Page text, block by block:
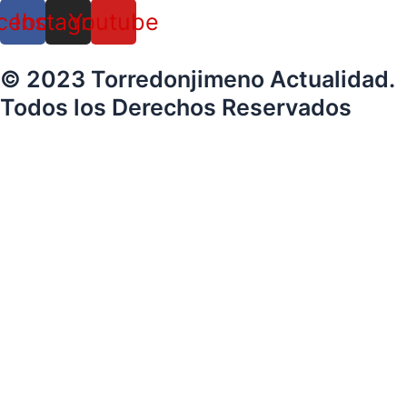
Instagram
Youtube
© 2023 Torredonjimeno Actualidad.
Todos los Derechos Reservados